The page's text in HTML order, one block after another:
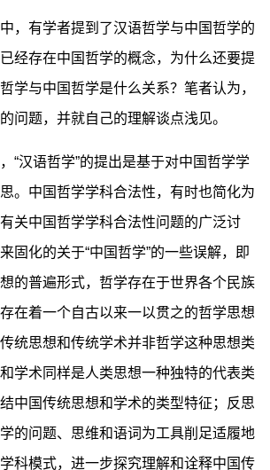
有学者提到了汉语哲学与中国哲学的
经存在中国哲学的概念，为什么还要提
学与中国哲学是什么关系？笔者认为，
问题，并就自己的理解谈点浅见。
汉语哲学”的提出是基于对中国哲学学
。中国哲学学科合法性，有时也简化为
关中国哲学学科合法性问题的广泛讨
固化的关于“中国哲学”的一些误解，即
的普遍形式，哲学存在于世界各个民族
在着一个自古以来一以贯之的哲学思想
统思想和传统学术并非哲学这种思想类
学术同样是人类思想一种独特的代表类
中国传统思想和学术的类型特征；反思
的问题、思维和语词为工具削足适履地
科模式，进一步探究理解和诠释中国传